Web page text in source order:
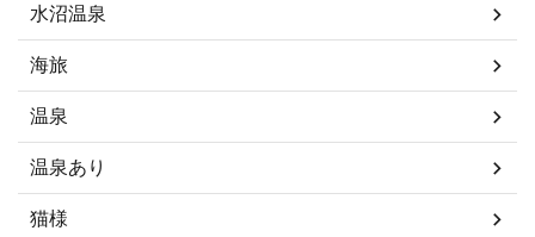
水沼温泉
海旅
温泉
温泉あり
猫様